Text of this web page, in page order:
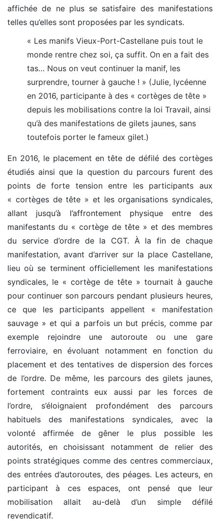
affichée de ne plus se satisfaire des manifestations
telles qu’elles sont proposées par les syndicats.
« Les manifs Vieux-Port-Castellane puis tout le
monde rentre chez soi, ça suffit. On en a fait des
tas… Nous on veut continuer la manif, les
surprendre, tourner à gauche ! » (Julie, lycéenne
en 2016, participante à des « cortèges de tête »
depuis les mobilisations contre la loi Travail, ainsi
qu’à des manifestations de gilets jaunes, sans
toutefois porter le fameux gilet.)
En 2016, le placement en tête de défilé des cortèges
étudiés ainsi que la question du parcours furent des
points de forte tension entre les participants aux
« cortèges de tête » et les organisations syndicales,
allant jusqu’à l’affrontement physique entre des
manifestants du « cortège de tête » et des membres
du service d’ordre de la CGT. À la fin de chaque
manifestation, avant d’arriver sur la place Castellane,
lieu où se terminent officiellement les manifestations
syndicales, le « cortège de tête » tournait à gauche
pour continuer son parcours pendant plusieurs heures,
ce que les participants appellent « manifestation
sauvage » et qui a parfois un but précis, comme par
exemple rejoindre une autoroute ou une gare
ferroviaire, en évoluant notamment en fonction du
placement et des tentatives de dispersion des forces
de l’ordre. De même, les parcours des gilets jaunes,
fortement contraints eux aussi par les forces de
l’ordre, s’éloignaient profondément des parcours
habituels des manifestations syndicales, avec la
volonté affirmée de gêner le plus possible les
autorités, en choisissant notamment de relier des
points stratégiques comme des centres commerciaux,
des entrées d’autoroutes, des péages. Les acteurs, en
participant à ces espaces, ont pensé que leur
mobilisation allait au-delà d’un simple défilé
revendicatif.